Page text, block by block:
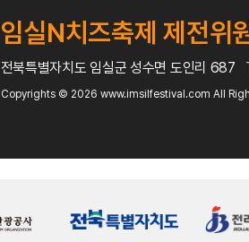
임실N치즈축제 제전위
전북특별자치도 임실군 성수면 도인리 687
Copyrights © 2026 www.imsilfestival.com All